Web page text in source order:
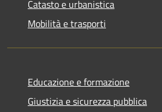
Catasto e urbanistica
Mobilità e trasporti
Educazione e formazione
Giustizia e sicurezza pubblica